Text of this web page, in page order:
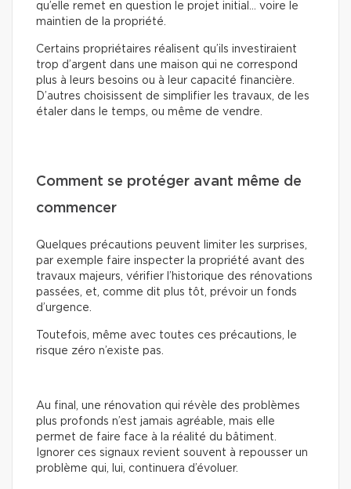
qu’elle remet en question le projet initial… voire le
maintien de la propriété.
Certains propriétaires réalisent qu’ils investiraient
trop d’argent dans une maison qui ne correspond
plus à leurs besoins ou à leur capacité financière.
D’autres choisissent de simplifier les travaux, de les
étaler dans le temps, ou même de vendre.
Comment se protéger avant même de
commencer
Quelques précautions peuvent limiter les surprises,
par exemple faire inspecter la propriété avant des
travaux majeurs, vérifier l’historique des rénovations
passées, et, comme dit plus tôt, prévoir un fonds
d’urgence.
Toutefois, même avec toutes ces précautions, le
risque zéro n’existe pas.
Au final, une rénovation qui révèle des problèmes
plus profonds n’est jamais agréable, mais elle
permet de faire face à la réalité du bâtiment.
Ignorer ces signaux revient souvent à repousser un
problème qui, lui, continuera d’évoluer.